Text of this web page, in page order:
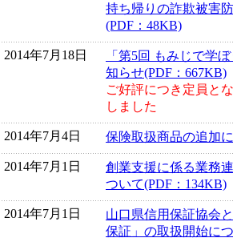
持ち帰りの詐欺被害
(PDF：48KB)
2014年7月18日
「第5回 もみじで学
知らせ(PDF：667KB)
ご好評につき定員と
しました
2014年7月4日 保険取扱商品の追加
2014年7月1日
創業支援に係る業務
ついて(PDF：134KB)
2014年7月1日
山口県信用保証協会
保証」の取扱開始に